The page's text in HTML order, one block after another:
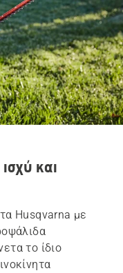
και
Husqvarna με
το ίδιο